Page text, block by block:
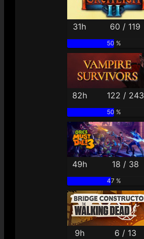
31h 60 / 119
50 %
82h 122 / 243
50 %
49h 18 / 38
47 %
9h 6 / 13